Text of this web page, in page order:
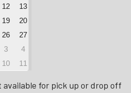
12
13
19
20
26
27
3
4
10 11
available for pick up or drop off